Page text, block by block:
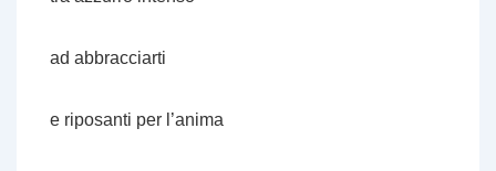
ad abbracciarti
e riposanti per l’anima